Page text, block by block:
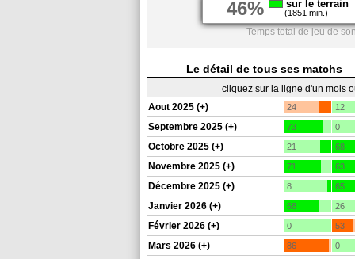
46% sur le terrain
(1851 min.)
Temps total de jeu de
Le détail de tous ses matchs
cliquez sur la ligne d'un mois
Aout 2025 (+)
24 12
Septembre 2025 (+) 73 0
Octobre 2025 (+) 21 68
Novembre 2025 (+) 71 63
Décembre 2025 (+) 8 65
Janvier 2026 (+) 68 26
Février 2026 (+) 0 53
Mars 2026 (+) 86 0